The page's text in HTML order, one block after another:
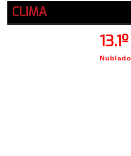
CLIMA
13.1º
Nublado